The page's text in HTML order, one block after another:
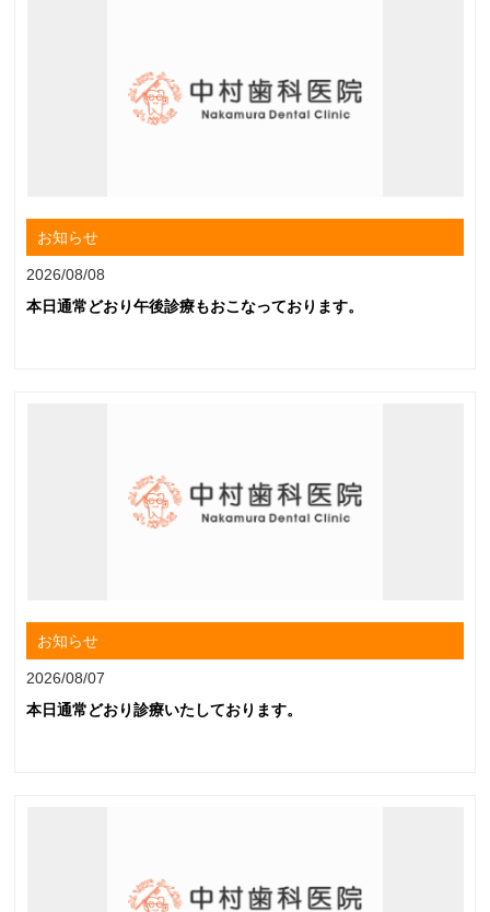
お知らせ
2026/08/08
本日通常どおり午後診療もおこなっております。
お知らせ
2026/08/07
本日通常どおり診療いたしております。